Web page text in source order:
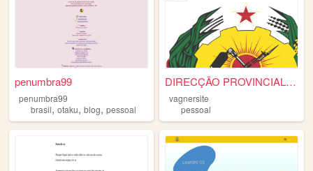
penumbra99
penumbra99
brasil, otaku, blog, pessoal
DIRECÇÃO PROVINCIAL DE OBRAS...
vagnersite
pessoal